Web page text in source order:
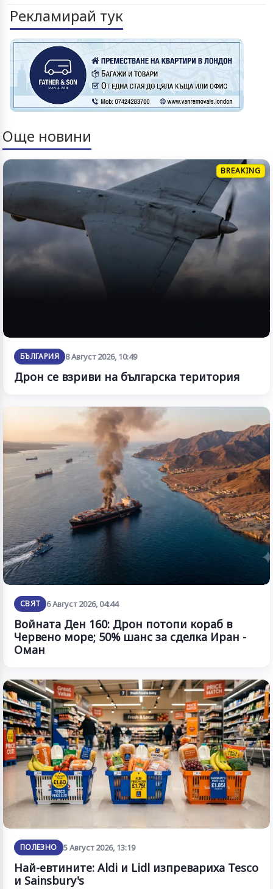
Рекламирай тук
Още новини
BREAKING
БЪЛГАРИЯ 8 Август 2026, 10:49
Дрон се взриви на българска територия
СВЯТ 6 Август 2026, 04:44
Войната Ден 160: Дрон потопи кораб в
Червено море; 50% шанс за сделка Иран -
Оман
ПОЛЕЗНО 5 Август 2026, 13:19
Най-евтините: Aldi и Lidl изпревариха Tesco
и Sainsbury's